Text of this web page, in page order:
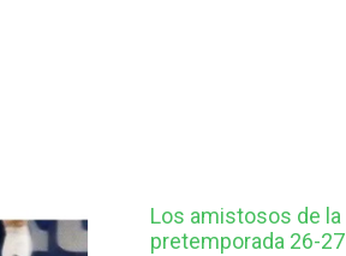
Los amistosos de la
pretemporada 26-27